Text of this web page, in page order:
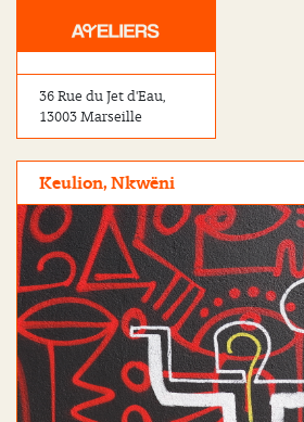
36 Rue du Jet d'Eau,
13003 Marseille
Keulion, Nkwëni